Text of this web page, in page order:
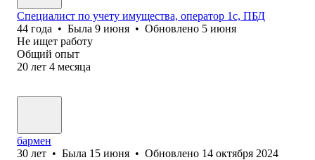
Специалист по учету имущества, оператор 1с, ПБД
44 года • Была 9 июня • Обновлено 5 июня
Не ищет работу
Общий опыт
20 лет 4 месяца
бармен
30 лет • Была 15 июня • Обновлено 14 октября 2024